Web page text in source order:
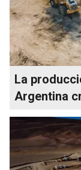
La
Argentina